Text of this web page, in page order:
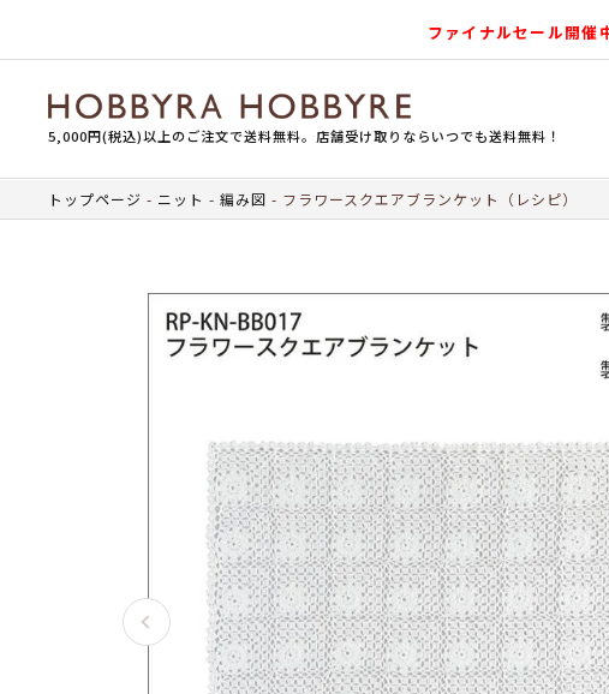
ファイナルセール開
5,000円(税込)以上のご注文で送料無料。店舗受け取りならいつでも送料無料！
トップページ ニット 編み図 フラワースクエアブランケット（レシピ）